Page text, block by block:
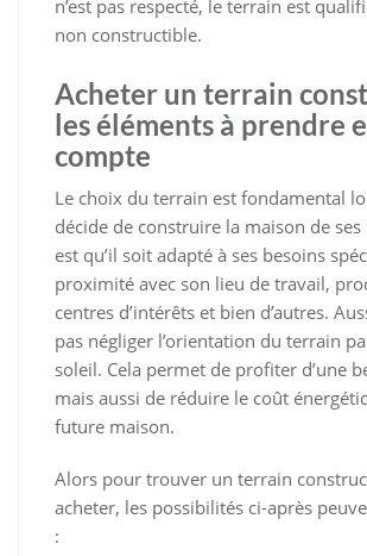
n’est pas respecté, le terrain est
non constructible.
Acheter un terrain
les éléments à prendre
compte
Le choix du terrain est fondamental
décide de construire la maison de ses
est qu’il soit adapté à ses besoins
proximité avec son lieu de travail,
centres d’intérêts et bien d’autres.
pas négliger l’orientation du terrain
soleil. Cela permet de profiter d’une
mais aussi de réduire le coût
future maison.
Alors pour trouver un terrain
acheter, les possibilités ci-après
: